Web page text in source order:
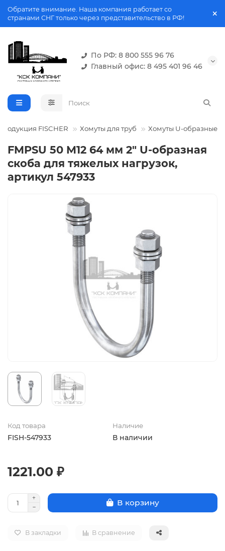
Обратите внимание. Наша компания работает со
странами СНГ только через представительство в РФ!
По РФ: 8 800 555 96 76
Главный офис: 8 495 401 96 46
FISCHER Хомуты для труб Хомуты U-образные
FMPSU 50 M12 64 мм 2" U-образная
скоба для тяжелых нагрузок,
артикул 547933
Код товара
FISH-547933
Наличие
В наличии
1221.00 ₽
В корзину
В закладки В сравнение